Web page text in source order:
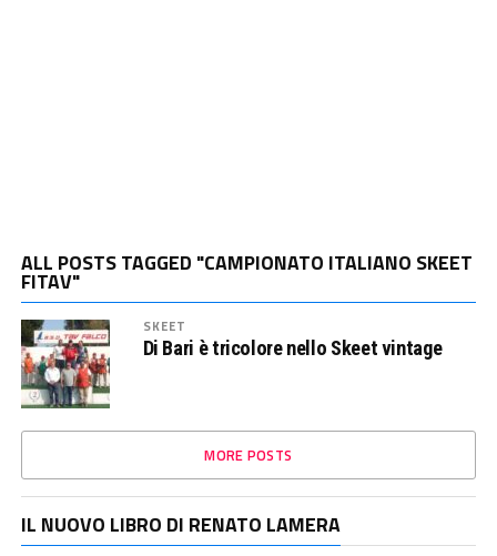
ALL POSTS TAGGED "CAMPIONATO ITALIANO SKEET
FITAV"
SKEET
Di Bari è tricolore nello Skeet vintage
MORE POSTS
IL NUOVO LIBRO DI RENATO LAMERA